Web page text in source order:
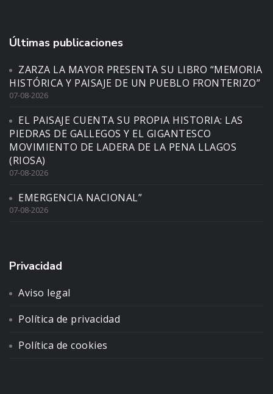
Últimas publicaciones
ZARZA LA MAYOR PRESENTA SU LIBRO “MEMORIA
HISTÓRICA Y PAISAJE DE UN PUEBLO FRONTERIZO”
07-08-2026
EL PAISAJE CUENTA SU PROPIA HISTORIA: LAS
PIEDRAS DE GALLEGOS Y EL GIGANTESCO
MOVIMIENTO DE LADERA DE LA PENA LLAGOS
(RIOSA)
07-08-2026
EMERGENCIA NACIONAL”
07-08-2026
Privacidad
Aviso legal
Política de privacidad
Política de cookies